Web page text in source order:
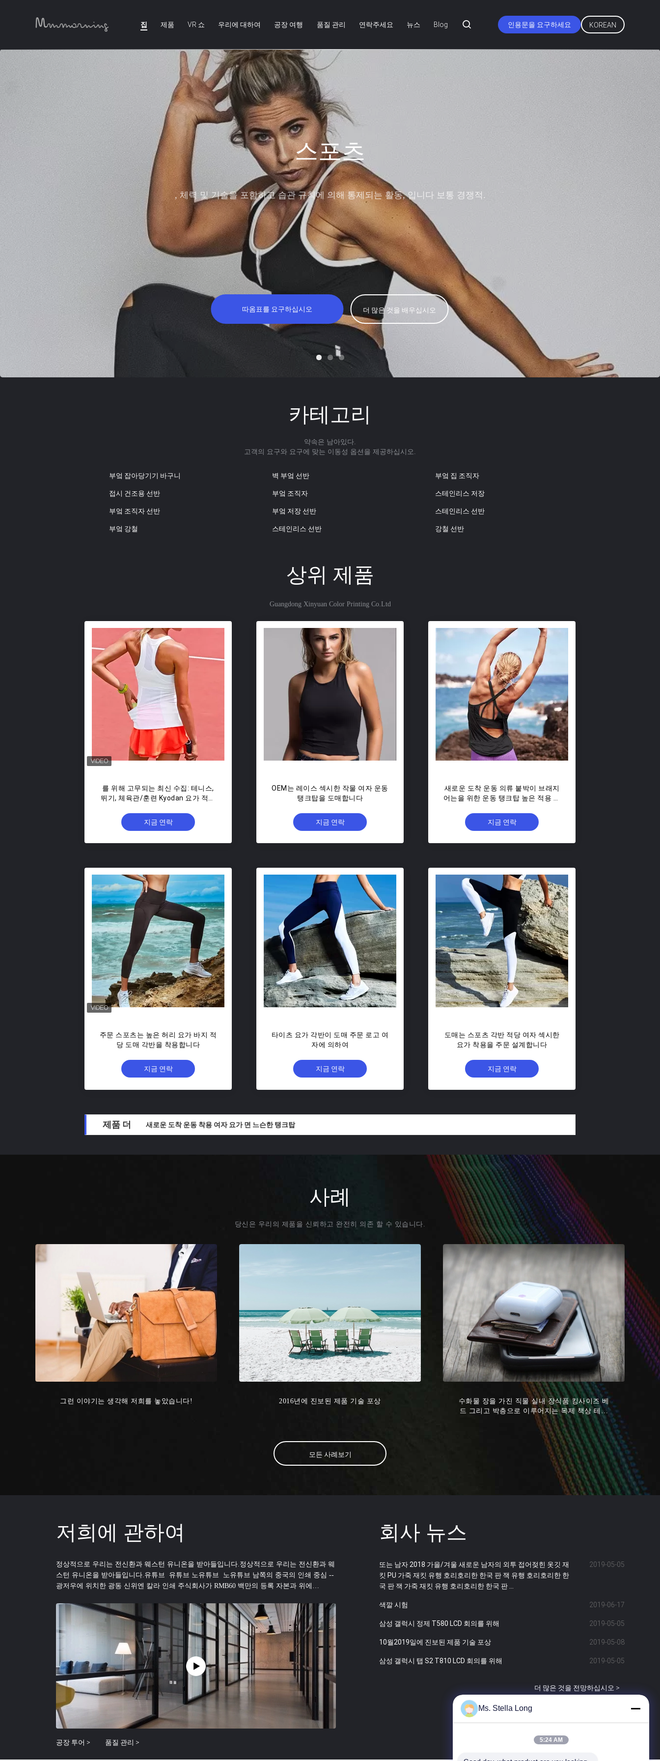
집 제품 VR 쇼 우리에 대하여 공장 여행 품질 관리 연락주세요 뉴스 Blog 인용문을 요구하세요 KOREAN
일단 당신의 우는 소리가 그들의 친구를 대략 말하면
당신이 당신의 웹사이트에 멀리 주는 대중적인 최고 자유로운 것을 확인하십시오.
따옴표를 요구하십시오 더 많은 것을 배우십시오
카테고리
약속은 남아있다.
고객의 요구와 요구에 맞는 이동성 옵션을 제공하십시오.
부엌 잡아당기기 바구니 벽 부엌 선반 부엌 집 조직자
접시 건조용 선반 부엌 조직자 스테인리스 저장
부엌 조직자 선반 부엌 저장 선반 스테인리스 선반
부엌 강철 스테인리스 선반 강철 선반
상위 제품
Guangdong Xinyuan Color Printing Co.Ltd
를 위해 고무되는 최신 수집: 테니스,
뛰기, 체육관/훈련 Kyodan 요가 적당
지금 연락
OEM는 레이스 섹시한 작물 여자 운동
탱크탑을 도매합니다
지금 연락
새로운 도착 운동 의류 붙박이 브래지
어는을 위한 운동 탱크탑 높은 적용 여
지금 연락
주문 스포츠는 높은 허리 요가 바지 적
당 도매 각반을 착용합니다
지금 연락
타이츠 요가 각반이 도매 주문 로고 여
자에 의하여
지금 연락
도매는 스포츠 각반 적당 여자 섹시한
요가 착용을 주문 설계합니다
지금 연락
제품 더 새로운 도착 운동 착용 여자 요가 면 느슨한 탱크탑
사례
당신은 우리의 제품을 신뢰하고 완전히 의존 할 수 있습니다.
그런 이야기는 생각해 저희를 놓았습니다! 2016년에 진보된 제품 기술 포상
수화물 장을 가진 직물 실내 장식품 킹사이즈 베
드 그리고 박층으로 이루어지는 목제 책상 테이
블.
모든 사례보기
저희에 관하여
정상적으로 우리는 전신환과 웨스턴 유니온을 받아들입니다.정상적으로 우리는 전신환과 웨
스턴 유니온을 받아들입니다.유튜브 유튜브 노유튜브 노유튜브 남쪽의 중국의 인쇄 중심 --
광저우에 위치한 광동 신위엔 칼라 인쇄 주식회사가 RMB60 백만의 등록 자본과 위에
이즈입니다.신위엔은 현재 대략 23000 ㎡의 워크숍과 기술 전문가들 560명과 고급 품질 숙련
공들과 더불어 사무실 토지와 3000 ㎡의 창고업 토지를 가지고 있습니다. 정원 기반을 두고
현대적으로 설비된 공장은 과학적 생산과 특정 개인 앞 경영진을 제공합니다. 신위엔은 항상
국가적 우표, 책과 정기 간행물을 출력하기 위한 지정된 기업입니...
공장 투어 > 품질 관리 >
회사 뉴스
또는 남자 2018 가을/겨울 새로운 남자의 외투 접어젖힌 옷깃 재
킷 PU 가죽 재킷 유행 호리호리한 한국 판 잭 유행 호리호리한 한
국 판 잭 가죽 재킷 유행 호리호리한 한국 판 ...
2019-05-05
색깔 시험 2019-06-17
삼성 갤럭시 정제 T580 LCD 회의를 위해 2019-05-05
10월2019일에 진보된 제품 기술 포상 2019-05-08
삼성 갤럭시 탭 S2 T810 LCD 회의를 위해 2019-05-05
더 많은 것을 전망하십시오 >
Ms. Stella Long
5:24 AM